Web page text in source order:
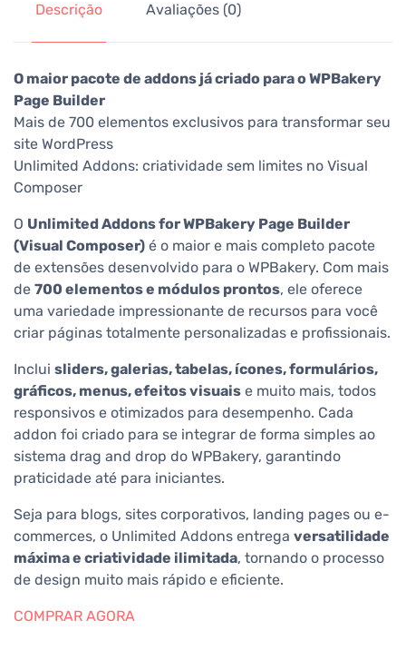
Descrição Avaliações (0)
O maior pacote de addons já criado para o WPBakery
Page Builder
Mais de 700 elementos exclusivos para transformar seu
site WordPress
Unlimited Addons: criatividade sem limites no Visual
Composer
O Unlimited Addons for WPBakery Page Builder
(Visual Composer) é o maior e mais completo pacote
de extensões desenvolvido para o WPBakery. Com mais
de 700 elementos e módulos prontos, ele oferece
uma variedade impressionante de recursos para você
criar páginas totalmente personalizadas e profissionais.
Inclui sliders, galerias, tabelas, ícones, formulários,
gráficos, menus, efeitos visuais e muito mais, todos
responsivos e otimizados para desempenho. Cada
addon foi criado para se integrar de forma simples ao
sistema drag and drop do WPBakery, garantindo
praticidade até para iniciantes.
Seja para blogs, sites corporativos, landing pages ou e-
commerces, o Unlimited Addons entrega versatilidade
máxima e criatividade ilimitada, tornando o processo
de design muito mais rápido e eficiente.
COMPRAR AGORA